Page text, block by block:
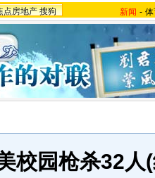
点房地产 搜狗 新闻 -
校园枪杀32人